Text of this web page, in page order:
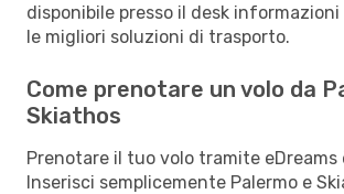
disponibile presso il desk
le migliori soluzioni di trasporto.
Come prenotare un volo da
Skiathos
Prenotare il tuo volo tramite eDreams
Inserisci semplicemente Palermo e